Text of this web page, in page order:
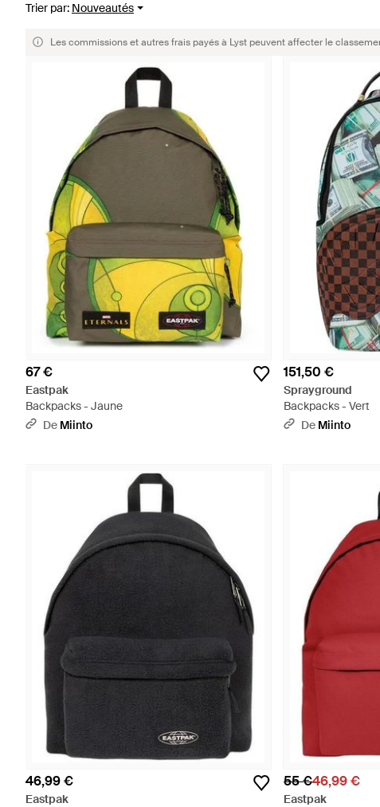
Trier par: Nouveautés
Les commissions et autres frais payés à Lyst peuvent affecter le
67 €
Eastpak
Backpacks - Jaune
De Miinto
151,50 €
Sprayground
Backpacks - Vert
De Miinto
46,99 €
Eastpak
55 €46,99 €
Eastpak